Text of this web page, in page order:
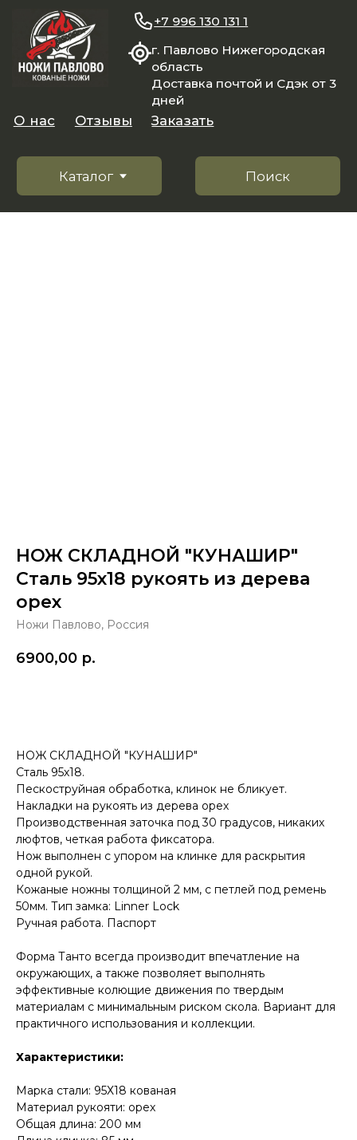
область
Доставка почтой и Сдэк от 3
Поиск
Каталог
Заказать
+7 996 130 131 1
НОЖ СКЛАДНОЙ "КУНАШИР"
Сталь 95х18 рукоять из дерева
орех
Ножи Павлово, Россия
6900,00 р.
НОЖ СКЛАДНОЙ "КУНАШИР"
Сталь 95х18.
Пескоструйная обработка, клинок не бликует.
Накладки на рукоять из дерева орех
Производственная заточка под 30 градусов, никаких
люфтов, четкая работа фиксатора.
Нож выполнен с упором на клинке для раскрытия
одной рукой.
Кожаные ножны толщиной 2 мм, с петлей под ремень
50мм. Тип замка: Linner Lock
Ручная работа. Паспорт
Форма Танто всегда производит впечатление на
окружающих, а также позволяет выполнять
эффективные колющие движения по твердым
материалам с минимальным риском скола. Вариант для
практичного использования и коллекции.
Характеристики:
Марка стали: 95Х18 кованая
Материал рукояти: орех
Общая длина: 200 мм
КОНТАКТЫ
Консультации по телефону и онлайн.
Будем рады продемонстрировать вам
оставьте запрос на звонок менеджера
для консультации
ул. Восточная, 3Б (самовывоз), г. Павлово,
Нижегородская обл., Россия
ООО "ПТФ" ИНН 6686090373
Часы работы: